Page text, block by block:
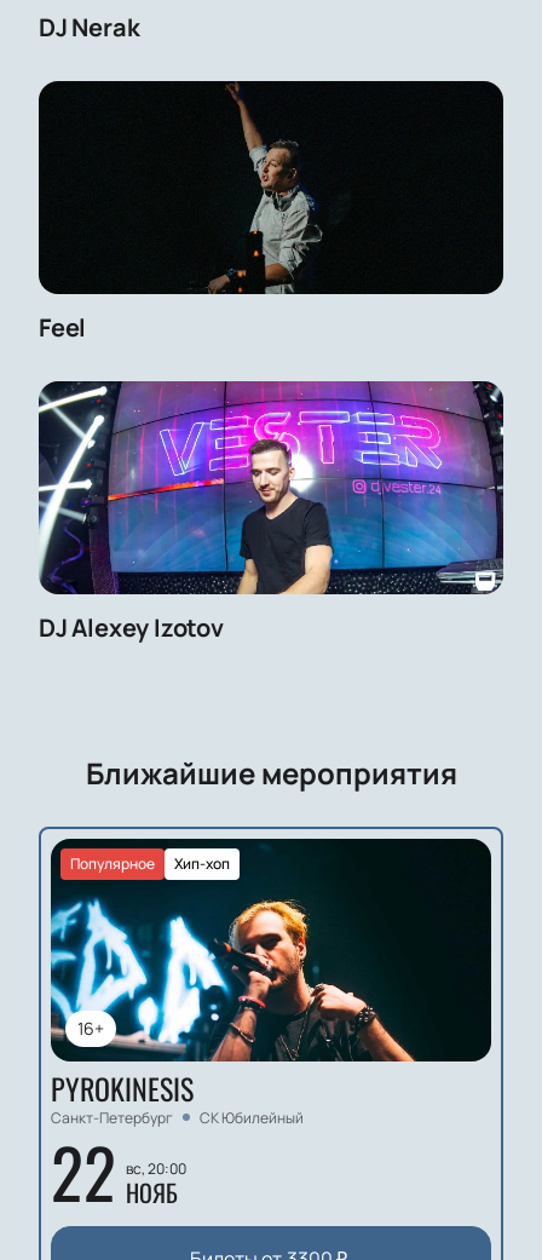
DJ Nerak
Feel
DJ Alexey Izotov
Ближайшие мероприятия
16+
Хип-хоп
Популярное
PYROKINESIS
Санкт-Петербург СК Юбилейный
22 вс, 20:00
НОЯБ